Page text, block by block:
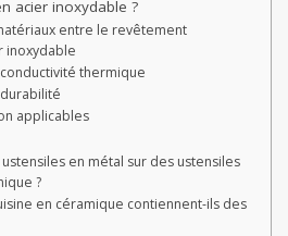
acier inoxydable ?
entre le revêtement
inoxydable
thermique
applicables
en métal sur des ustensiles
?
en céramique contiennent-ils des